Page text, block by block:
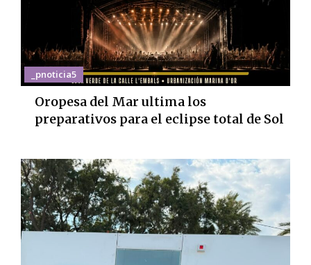
_pnoticia5
Oropesa del Mar ultima los
preparativos para el eclipse total de Sol